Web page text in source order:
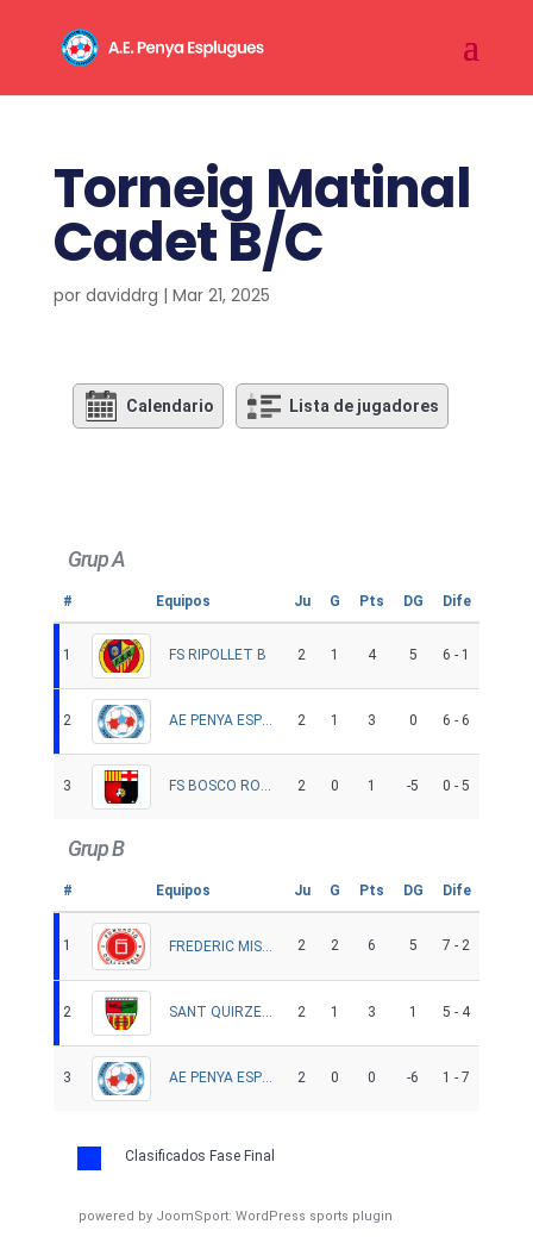
Torneig Matinal
Cadet B/C
por daviddrg | Mar 21, 2025
Calendario Lista de jugadores
Grup A
# Equipos Ju G Pts DG Dife
1 FS RIPOLLET B 2 1 4 5 6 - 1
2 AE PENYA ESPLUGUES B 2 1 3 0 6 - 6
3 FS BOSCO ROCAFORT 2 0 1 -5 0 - 5
Grup B
# Equipos Ju G Pts DG Dife
1 FREDERIC MISTRAL 2 2 6 5 7 - 2
2 SANT QUIRZE FUTSAL 2 1 3 1 5 - 4
3 AE PENYA ESPLUGUES C 2 0 0 -6 1 - 7
Clasificados Fase Final
powered by JoomSport: WordPress sports plugin